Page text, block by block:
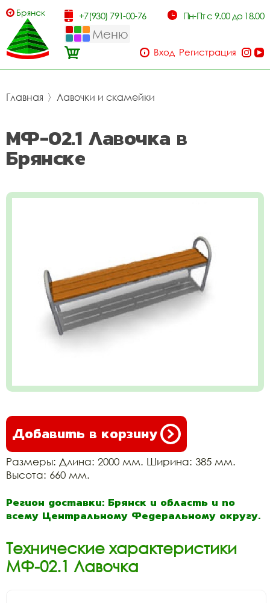
Брянск +7(930) 791-00-76 Пн-Пт с 9.00 до 18.00
Меню
Вход Регистрация
Главная 〉 Лавочки и скамейки
МФ-02.1 Лавочка в
Брянске
Добавить в корзину
Размеры: Длина: 2000 мм. Ширина: 385 мм.
Высота: 660 мм.
Регион доставки: Брянск и область и по
всему Центральному Федеральному округу.
Технические характеристики
МФ-02.1 Лавочка